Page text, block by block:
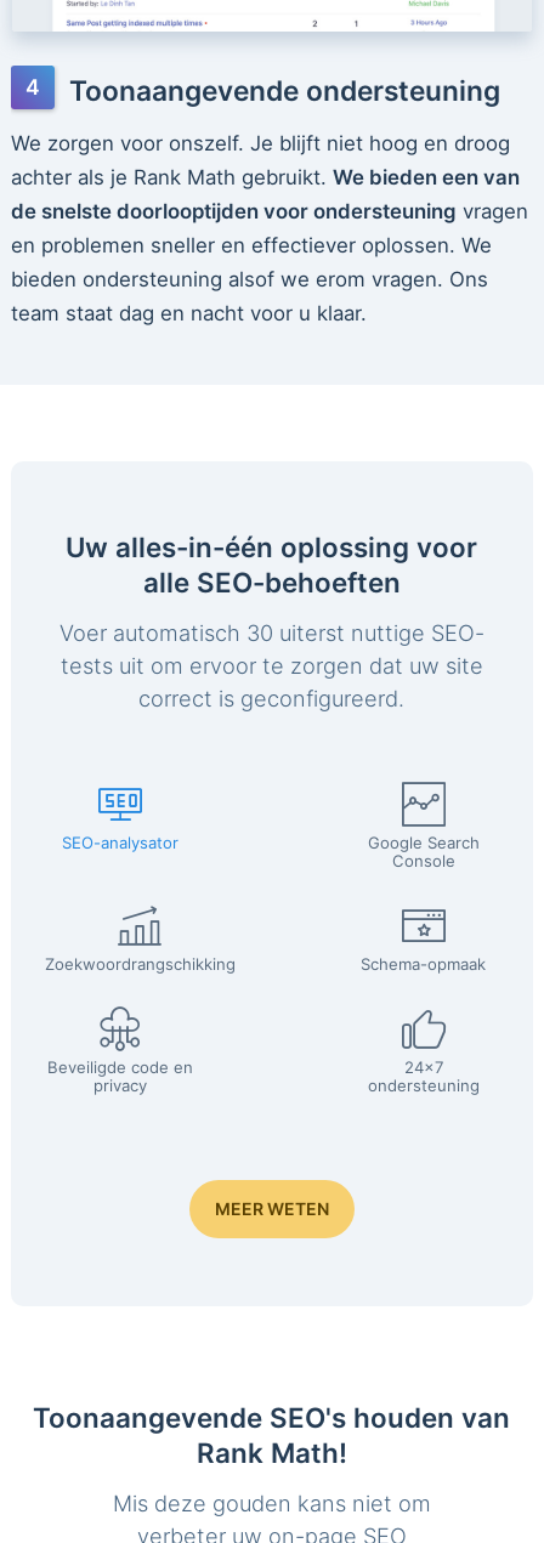
Toonaangevende ondersteuning
We zorgen voor onszelf. Je blijft niet hoog en droog
achter als je Rank Math gebruikt. We bieden een van
de snelste doorlooptijden voor ondersteuning vragen
en problemen sneller en effectiever oplossen. We
bieden ondersteuning alsof we erom vragen. Ons
team staat dag en nacht voor u klaar.
Uw alles-in-één oplossing voor
alle SEO-behoeften
Voer automatisch 30 uiterst nuttige SEO-
tests uit om ervoor te zorgen dat uw site
correct is geconfigureerd.
SEO-analysator
Google Search
Console
Zoekwoordrangschikking Schema-opmaak
Beveiligde code en
privacy
24x7
ondersteuning
MEER WETEN
Toonaangevende SEO's houden van
Rank Math!
Mis deze gouden kans niet om
verbeter uw on-page SEO